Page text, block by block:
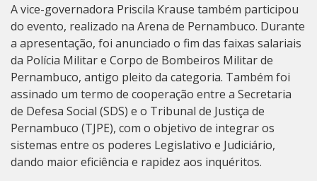
A vice-governadora Priscila Krause também participou
do evento, realizado na Arena de Pernambuco. Durante
a apresentação, foi anunciado o fim das faixas salariais
da Polícia Militar e Corpo de Bombeiros Militar de
Pernambuco, antigo pleito da categoria. Também foi
assinado um termo de cooperação entre a Secretaria
de Defesa Social (SDS) e o Tribunal de Justiça de
Pernambuco (TJPE), com o objetivo de integrar os
sistemas entre os poderes Legislativo e Judiciário,
dando maior eficiência e rapidez aos inquéritos.